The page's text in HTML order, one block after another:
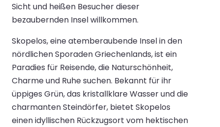
Sicht und heißen Besucher dieser
bezaubernden Insel willkommen.
Skopelos, eine atemberaubende Insel in den
nördlichen Sporaden Griechenlands, ist ein
Paradies für Reisende, die Naturschönheit,
Charme und Ruhe suchen. Bekannt für ihr
üppiges Grün, das kristallklare Wasser und die
charmanten Steindörfer, bietet Skopelos
einen idyllischen Rückzugsort vom hektischen